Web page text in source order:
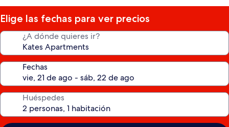
estrellas
Elige las fechas para ver precios
¿A dónde quieres ir?
Fechas
Huéspedes